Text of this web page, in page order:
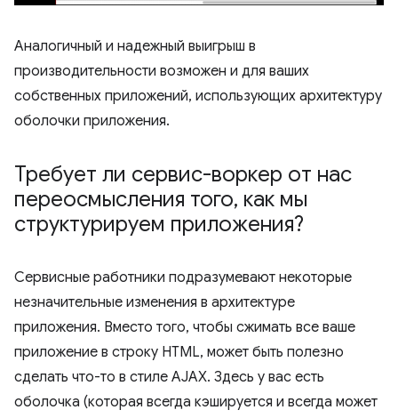
Аналогичный и надежный выигрыш в
производительности возможен и для ваших
собственных приложений, использующих архитектуру
оболочки приложения.
Требует ли сервис-воркер от нас
переосмысления того, как мы
структурируем приложения?
Сервисные работники подразумевают некоторые
незначительные изменения в архитектуре
приложения. Вместо того, чтобы сжимать все ваше
приложение в строку HTML, может быть полезно
сделать что-то в стиле AJAX. Здесь у вас есть
оболочка (которая всегда кэшируется и всегда может